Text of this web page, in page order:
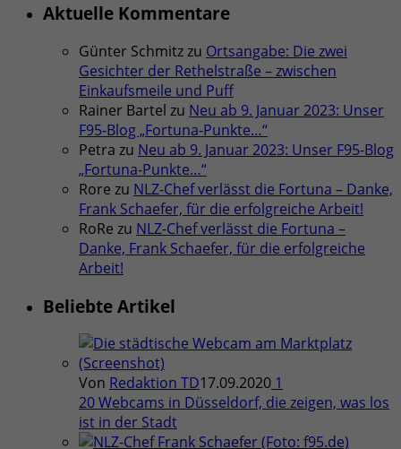
Aktuelle Kommentare
Günter Schmitzzu Ortsangabe: Die zwei
Gesichter der Rethelstraße – zwischen
Einkaufsmeile und Puff
Rainer Bartel zu Neu ab 9. Januar 2023: Unser
F95-Blog „Fortuna-Punkte…“
Petra zu Neu ab 9. Januar 2023: Unser F95-Blog
„Fortuna-Punkte…“
Rore zu NLZ-Chef verlässt die Fortuna – Danke,
Frank Schaefer, für die erfolgreiche Arbeit!
RoRe zu NLZ-Chef verlässt die Fortuna –
Danke, Frank Schaefer, für die erfolgreiche
Arbeit!
Beliebte Artikel
Von Redaktion TD17.09.2020 1
20 Webcams in Düsseldorf, die zeigen, was los
ist in der Stadt